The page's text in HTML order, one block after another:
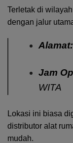
Terletak di
dengan jalur
Alamat:
Jam
WITA
Lokasi ini biasa
distributor alat
mudah.